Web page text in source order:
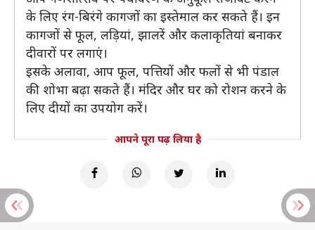
के लिए रंग-बिरंगे कागजों का इस्तेमाल कर सकते हैं। इन
कागजों से फूल, लड़ियां, झालरें और कलाकृतियां बनाकर
दीवारों पर लगाएं।
इसके अलावा, आप फूल, पत्तियों और फलों से भी पंडाल
की शोभा बढ़ा सकते हैं। मंदिर और घर को रोशन करने के
लिए दीयों का उपयोग करें।
आपने पूरा पढ़ लिया है